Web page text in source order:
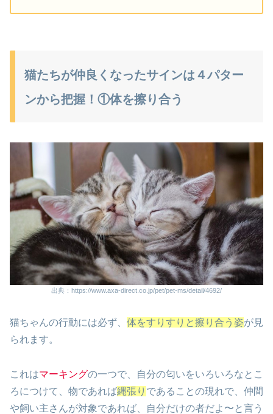
猫たちが仲良くなったサインは４パター
ンから把握！①体を擦り合う
出典：https://www.axa-direct.co.jp/pet/pet-ms/detail/4692/
猫ちゃんの行動には必ず、 体をすりすりと擦り合う姿が見
られます。
これはマーキングの一つで、自分の匂いをいろいろなとこ
ろにつけて、物であれば縄張り であることの現れで、仲間
や飼い主さんが対象であれば、自分だけの者だよ〜と言う